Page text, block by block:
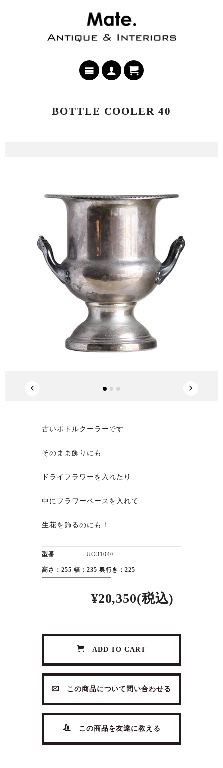
BOTTLE COOLER 40
古いボトルクーラーです
そのまま飾りにも
ドライフラワーを入れたり
中にフラワーベースを入れて
生花を飾るのにも！
型番 UO31040
高さ：255 幅：235 奥行き：225
¥20,350(税込)
ADD TO CART
この商品について問い合わせる
この商品を友達に教える